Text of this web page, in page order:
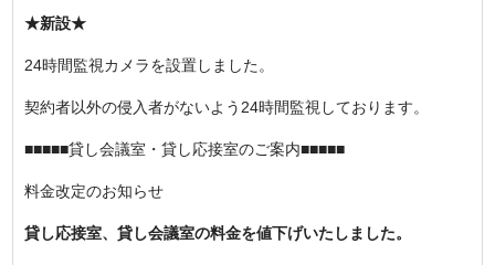
★新設★
24時間監視カメラを設置しました。
契約者以外の侵入者がないよう24時間監視しております。
■■■■■貸し会議室・貸し応接室のご案内■■■■■
料金改定のお知らせ
貸し応接室、貸し会議室の料金を値下げいたしました。